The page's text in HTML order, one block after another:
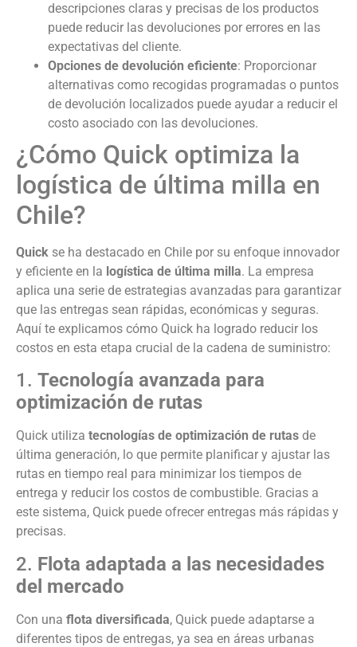
descripciones claras y precisas de los productos
puede reducir las devoluciones por errores en las
expectativas del cliente.
Opciones de devolución eficiente: Proporcionar
alternativas como recogidas programadas o puntos
de devolución localizados puede ayudar a reducir el
costo asociado con las devoluciones.
¿Cómo Quick optimiza la
logística de última milla en
Chile?
Quick se ha destacado en Chile por su enfoque innovador
y eficiente en la logística de última milla. La empresa
aplica una serie de estrategias avanzadas para garantizar
que las entregas sean rápidas, económicas y seguras.
Aquí te explicamos cómo Quick ha logrado reducir los
costos en esta etapa crucial de la cadena de suministro:
1. Tecnología avanzada para
optimización de rutas
Quick utiliza tecnologías de optimización de rutas de
última generación, lo que permite planificar y ajustar las
rutas en tiempo real para minimizar los tiempos de
entrega y reducir los costos de combustible. Gracias a
este sistema, Quick puede ofrecer entregas más rápidas y
precisas.
2. Flota adaptada a las necesidades
del mercado
Con una flota diversificada, Quick puede adaptarse a
diferentes tipos de entregas, ya sea en áreas urbanas